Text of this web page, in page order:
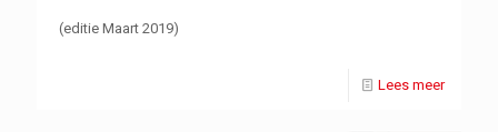
(editie Maart 2019)
Lees meer